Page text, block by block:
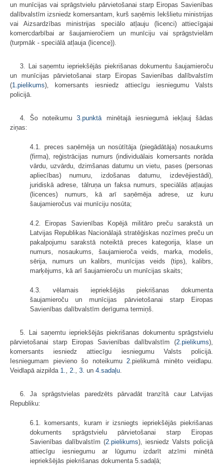
un munīcijas vai sprāgstvielu pārvietošanai starp Eiropas Savienības
dalībvalstīm izsniedz komersantam, kurš saņēmis Iekšlietu ministrijas
vai Aizsardzības ministrijas speciālo atļauju (licenci) attiecīgajai
komercdarbībai ar šaujam­ieročiem un munīciju vai sprāgstvielām
(turpmāk - speciālā atļauja (licence)).
3. Lai saņemtu iepriekšējās piekrišanas dokumentu šaujamieroču
un munīcijas pārvietošanai starp Eiropas Savienības dalībvalstīm
(1.pielikums), komersants iesniedz attiecīgu iesniegumu Valsts
policijā.
4. Šo noteikumu3.punktā minētajā iesniegumā iekļauj šādas
ziņas:
4.1. preces saņēmēja un nosūtītāja (piegādātāja) nosaukums
(firma), reģis­trācijas numurs (individuālais komersants norāda
vārdu, uzvārdu, dzimšanas da­tumu un vietu, pases (personas
apliecības) numuru, izdošanas datumu, izde­vējiestādi),
juridiskā adrese, tālruņa un faksa numurs, speciālās atļaujas
(li­cences) numurs, kā arī saņēmēja adrese, uz kuru
šaujamieročus vai munīciju no­sūta;
4.2. Eiropas Savienības Kopējā militāro preču sarakstā un
Latvijas Re­pub­likas Nacionālajā stratēģiskas nozīmes preču un
pakalpojumu sarakstā noteiktā preces kategorija, klase un
numurs, nosaukums, šaujamieroča veids, marka, modelis,
sērija, numurs un kalibrs, munīcijas veids (tips), kalibrs,
marķējums, kā arī šaujamieroču un munīcijas skaits;
4.3. vēlamais iepriekšējās piekrišanas dokumenta
šaujamieroču un munī­cijas pārvietošanai starp Eiropas
Savienības dalīb­valstīm derīguma termiņš.
5. Lai saņemtu iepriekšējās piekrišanas dokumentu sprāgstvielu
pārvie­tošanai starp Eiropas Savienības dalībvalstīm (2.pielikums),
komersants iesniedz attiecīgu iesniegumu Valsts policijā.
Iesniegumam pievieno šo noteikumu 2. pie­li­kumā minēto veidlapu.
Veidlapā aizpilda 1. 2. 3. un 4.sadaļu
6. Ja sprāgstvielas paredzēts pārvadāt tranzītā caur Latvijas
Republiku:
6.1. komersants, kuram ir izsniegts iepriekšējās piekrišanas
dokuments sprāgst­vielu pārvie­tošanai starp Eiropas
Savienības dalībvalstīm (2.pielikums), iesniedz Valsts policijā
attiecīgu iesniegumu ar lūgumu izdarīt atzīmi minētā
iepriekšējās piekrišanas dokumenta 5.sadaļā;